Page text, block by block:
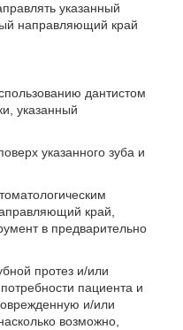
указанный
направляющий край
дантистом
указанный
указанного зуба и
край,
в предварительно
протез и/или
пациента и
и/или
возможно,